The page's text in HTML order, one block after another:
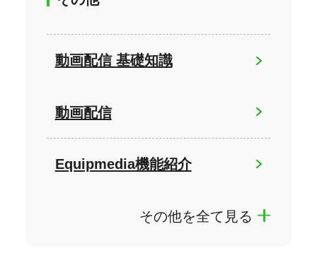
動画配信 基礎知識
動画配信
Equipmedia機能紹介
その他を全て見る